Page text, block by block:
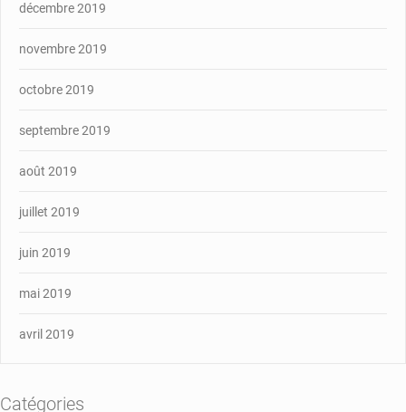
décembre 2019
novembre 2019
octobre 2019
septembre 2019
août 2019
juillet 2019
juin 2019
mai 2019
avril 2019
Catégories